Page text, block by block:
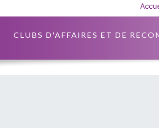
CLUBS D'AFFAIRES ET DE